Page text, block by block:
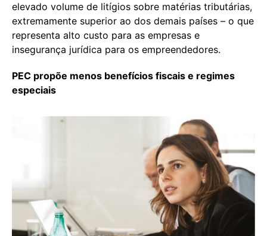
elevado volume de litígios sobre matérias tributárias,
extremamente superior ao dos demais países – o que
representa alto custo para as empresas e
insegurança jurídica para os empreendedores.
PEC propõe menos benefícios fiscais e regimes
especiais